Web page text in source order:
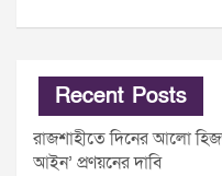
Recent Posts
রাজশাহীতে দিনের আলো
আইন’ প্রণয়নের দাবি